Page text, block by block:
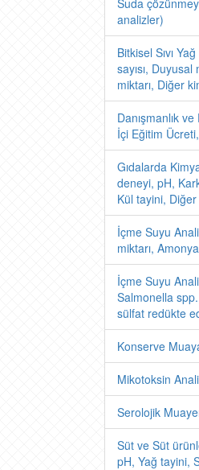
Suda
analizler)
Bitkisel Sıvı
sayısı,
miktarı, Diğer
Danışmanlık
İçi Eğitim
Gıdalarda
deneyi, pH,
Kül tayini,
İçme Suyu
miktarı,
İçme Suyu
Salmonella
sülfat redükte
Konserve
Mikotoksin
Serolojik
Süt ve Süt
pH, Yağ tayini,